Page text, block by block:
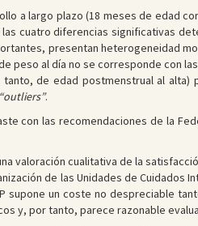
a largo plazo (18 meses de edad
cuatro diferencias significativas
presentan heterogeneidad
peso al día no se corresponde con
de edad postmenstrual al alta)
“outliers”.
con las recomendaciones de la
valoración cualitativa de la
de las Unidades de Cuidados
supone un coste no despreciable
y, por tanto, parece razonable